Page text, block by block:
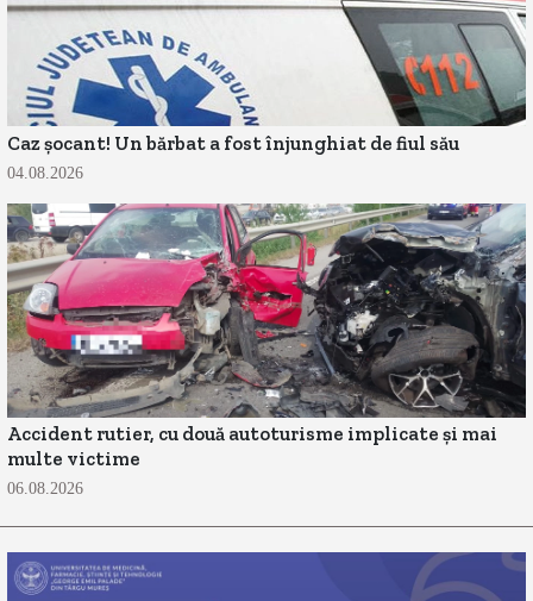
Caz șocant! Un bărbat a fost înjunghiat de fiul său
04.08.2026
Accident rutier, cu două autoturisme implicate și mai
multe victime
06.08.2026